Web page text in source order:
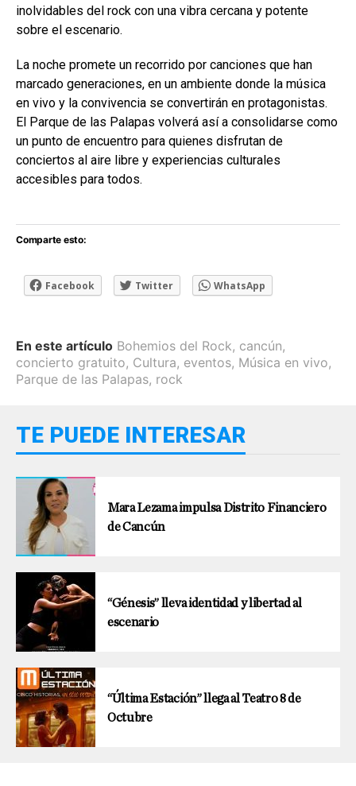
inolvidables del rock con una vibra cercana y potente
sobre el escenario.
La noche promete un recorrido por canciones que han
marcado generaciones, en un ambiente donde la música
en vivo y la convivencia se convertirán en protagonistas.
El Parque de las Palapas volverá así a consolidarse como
un punto de encuentro para quienes disfrutan de
conciertos al aire libre y experiencias culturales
accesibles para todos.
Comparte esto:
Facebook Twitter WhatsApp
En este artículo Bohemios del Rock, cancún,
concierto gratuito, Cultura, eventos, Música en vivo,
Parque de las Palapas, rock
TE PUEDE INTERESAR
Mara Lezama impulsa Distrito Financiero
de Cancún
“Génesis” lleva identidad y libertad al
escenario
“Última Estación” llega al Teatro 8 de
Octubre